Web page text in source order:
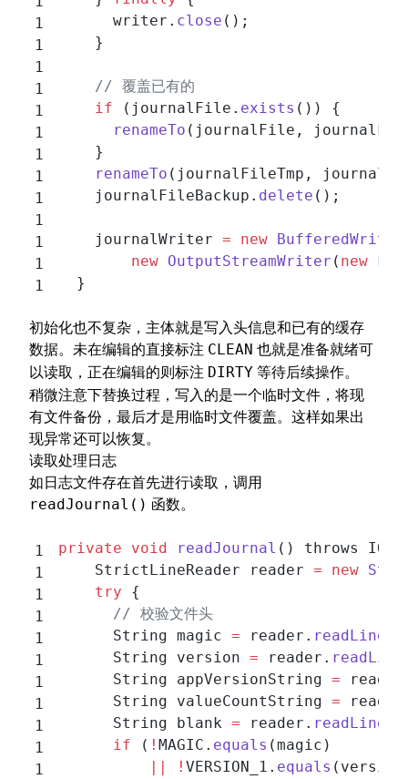
      writer.
close ();
    }
    // 覆盖已有的
    if
(journalFile. exists ()) {
      renameTo
(journalFile,
    }
    renameTo
(journalFileTmp,
    journalFileBackup.
delete ();
    journalWriter
= new BufferedWriter
        new
OutputStreamWriter ( new
  }
初始化也不复杂，主体就是写入头信息和已有的缓存
数据。未在编辑的直接标注 CLEAN 也就是准备就绪可
以读取，正在编辑的则标注 DIRTY 等待后续操作。
稍微注意下替换过程，写入的是一个临时文件，将现
有文件备份，最后才是用临时文件覆盖。这样如果出
现异常还可以恢复。
读取处理日志
如日志文件存在首先进行读取，调用
readJournal() 函数。
private void readJournal () throws
    StrictLineReader reader
= new
    try
{
      // 校验文件头
      String magic
= reader. readLine
      String version
= reader. readLine
      String appVersionString
=
      String valueCountString
=
      String blank
= reader. readLine
      if
( ! MAGIC. equals (magic)
!VERSION_1. equals